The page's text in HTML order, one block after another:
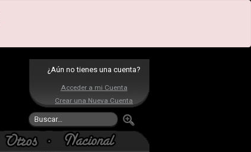
¿Aún no tienes una cuenta?
Acceder a mi Cuenta
Crear una Nueva Cuenta